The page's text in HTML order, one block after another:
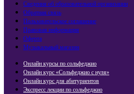
Сведения об образовательной организации
Обратная связь
Пользовательское соглашение
Правовая информация
Оферта
Музыкальный магазин
Онлайн курсы по сольфеджио
Онлайн курс «Сольфеджио с нуля»
Онлайн курс для абитуриентов
Экспресс лекции по сольфеджио​